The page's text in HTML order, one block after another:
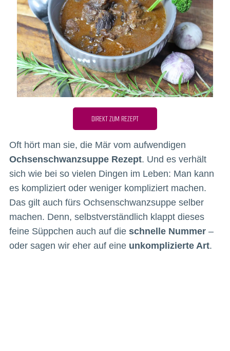
DIREKT ZUM REZEPT
Oft hört man sie, die Mär vom aufwendigen
Ochsenschwanzsuppe Rezept. Und es verhält
sich wie bei so vielen Dingen im Leben: Man kann
es kompliziert oder weniger kompliziert machen.
Das gilt auch fürs Ochsenschwanzsuppe selber
machen. Denn, selbstverständlich klappt dieses
feine Süppchen auch auf die schnelle Nummer–
oder sagen wir eher auf eine unkomplizierte Art.